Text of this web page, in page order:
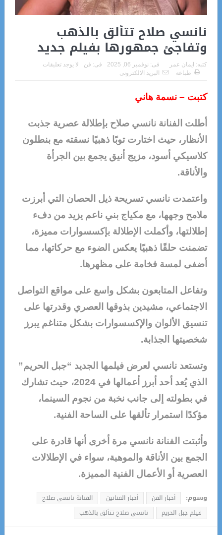
نانسي صلاح تتألق بالذهب
وتفاجئ جمهورها بفيلم جديد
كتبه: ايمان عمر فى: نوفمبر 06, 2025 فى: فن
لا يوجد تعليقات
طباعة
البريد الالكترونى
كتبت – نسمة هاني
أطلت الفنانة نانسي صلاح بإطلالة عصرية جذبت
الأنظار، حيث اختارت توبًا ذهبيًا نسقته مع بنطلون
كلاسيكي أسود، مزيج أنيق يجمع بين الجرأة
والأناقة.
واعتمدت نانسي تسريحة ذيل الحصان التي أبرزت
ملامح وجهها، مع مكياج بني ناعم يزيد من دفء
إطلالتها، وأكملت الإطلالة بإكسسوارات مميزة،
تضمنت حلقًا ذهبيًا يعكس الضوء مع حركاتها، مما
أضفى لمسة فخامة على مظهرها.
وتفاعل المتابعون بشكل واسع على مواقع التواصل
الاجتماعي، مشيدين بذوقها العصري وقدرتها على
تنسيق الألوان والإكسسوارات بشكل متناغم يبرز
شخصيتها الجذابة.
وتستعد نانسي لعرض فيلمها الجديد “جبل الحريم”
الذي يُعد أحد أبرز أعمالها في 2024، حيث تشارك
في بطولته إلى جانب نخبة من نجوم السينما،
مؤكدًا استمرار تألقها على الساحة الفنية.
وأثبتت الفنانة نانسي مرة أخرى أنها قادرة على
الجمع بين الأناقة والموهبة، سواء في الإطلالات
العصرية أو الأعمال الفنية المميزة.
وسوم: أخبار الفن أخبار الفنانين
الفنانة نانسي صلاح
فيلم جبل الحريم
نانسي صلاح تتألق بالذهب